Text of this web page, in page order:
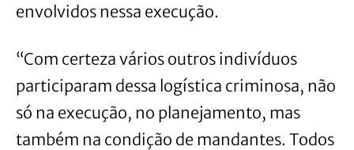
envolvidos nessa execução.
“Com certeza vários outros indivíduos
participaram dessa logística criminosa, não
só na execução, no planejamento, mas
também na condição de mandantes. Todos